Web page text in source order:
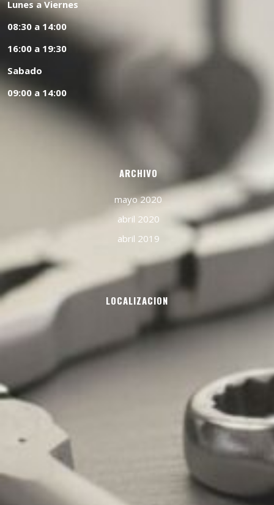
Lunes a Viernes
08:30 a 14:00
16:00 a 19:30
Sabado
09:00 a 14:00
ARCHIVO
mayo 2020
abril 2020
abril 2019
LOCALIZACION